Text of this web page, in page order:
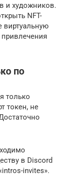
и художников.
NFT-
виртуальную
по
только
токен, не
в Discord
invites».